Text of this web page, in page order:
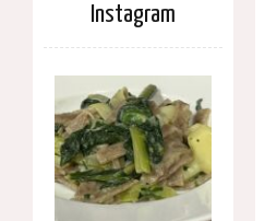
Instagram